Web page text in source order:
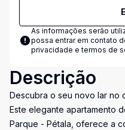
As informações serão
possa entrar em contato
privacidade e termos de
Descrição
Descubra o seu novo lar no
Este elegante apartamento
Parque - Pétala, oferece a